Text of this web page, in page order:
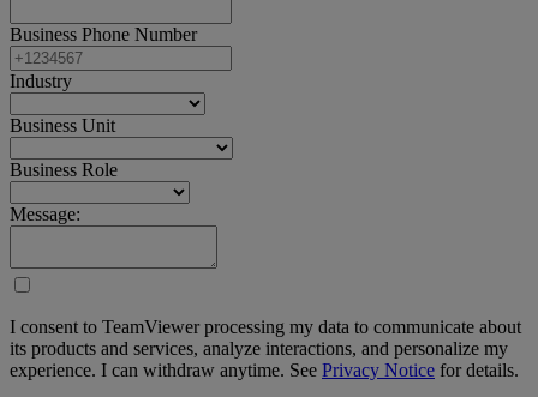
Business Phone Number
Industry
Business Unit
Business Role
Message:
I consent to TeamViewer processing my data to communicate about
its products and services, analyze interactions, and personalize my
experience. I can withdraw anytime. See Privacy Notice for details.